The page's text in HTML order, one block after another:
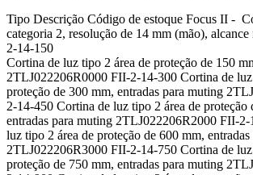
Tipo Descrição Código de estoque Focus II -
categoria 2, resolução de 14 mm (mão),
2-14-150
Cortina de luz tipo 2 área de proteção de 150
2TLJ022206R0000 FII-2-14-300 Cortina de
proteção de 300 mm, entradas para muting
2-14-450 Cortina de luz tipo 2 área de proteção
entradas para muting 2TLJ022206R2000 FII-
luz tipo 2 área de proteção de 600 mm,
2TLJ022206R3000 FII-2-14-750 Cortina de
proteção de 750 mm, entradas para muting